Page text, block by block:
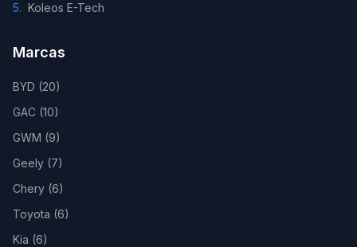
5. Koleos E-Tech
Marcas
BYD (20)
GAC (10)
GWM (9)
Geely (7)
Chery (6)
Toyota (6)
Kia (6)